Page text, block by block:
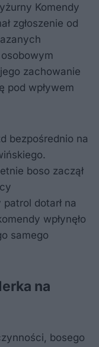
Komendy
zgłoszenie od
zachowanie
pod wpływem
bezpośrednio na
boso zaczął
dotarł na
wpłynęło
samego
na
bosego